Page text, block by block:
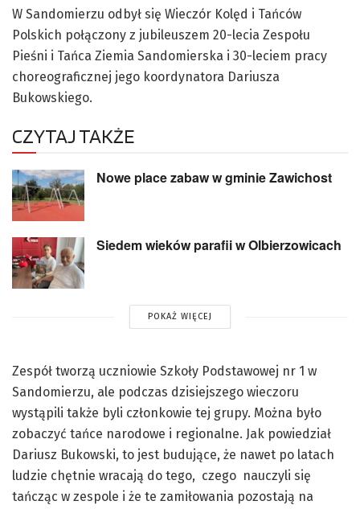
W Sandomierzu odbył się Wieczór Kolęd i Tańców
Polskich połączony z jubileuszem 20-lecia Zespołu
Pieśni i Tańca Ziemia Sandomierska i 30-leciem pracy
choreograficznej jego koordynatora Dariusza
Bukowskiego.
CZYTAJ TAKŻE
Nowe place zabaw w gminie Zawichost
Siedem wieków parafii w Olbierzowicach
POKAŻ WIĘCEJ
Zespół tworzą uczniowie Szkoły Podstawowej nr 1 w
Sandomierzu, ale podczas dzisiejszego wieczoru
wystąpili także byli członkowie tej grupy. Można było
zobaczyć tańce narodowe i regionalne. Jak powiedział
Dariusz Bukowski, to jest budujące, że nawet po latach
ludzie chętnie wracają do tego, czego nauczyli się
tańcząc w zespole i że te zamiłowania pozostają na